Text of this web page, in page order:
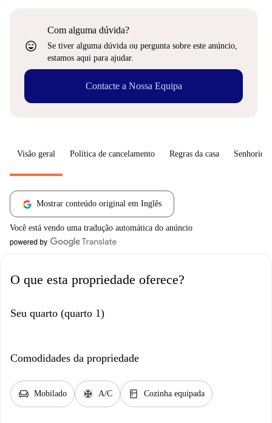
sentiment_very_satisfied
Com alguma dúvida?
Se tiver alguma dúvida ou pergunta sobre este anúncio,
estamos aqui para ajudar.
Contacte a Nossa Equipa
Visão geral Política de cancelamento Regras da casa Senhorio
Mostrar conteúdo original em Inglês
Você está vendo uma tradução automática do anúncio
O que esta propriedade oferece?
Seu quarto (quarto 1)
Comodidades da propriedade
chair Mobilado ac_unit A/C kitchen Cozinha equipada